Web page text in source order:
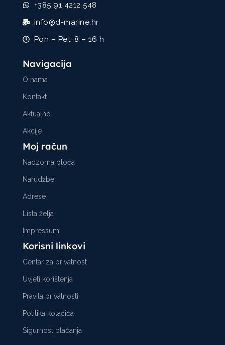
+385 91 4212 548
info@d-marine.hr
Pon – Pet: 8 – 16 h
Navigacija
O nama
Kontakt
Aktualno
Akcije
Moj račun
Nadzorna ploča
Narudžbe
Adrese
Lista želja
Impressum
Korisni linkovi
Centar za privatnost
Uvjeti korištenja
Pravila privatnosti
Politika kolačića
Sigurnost plaćanja